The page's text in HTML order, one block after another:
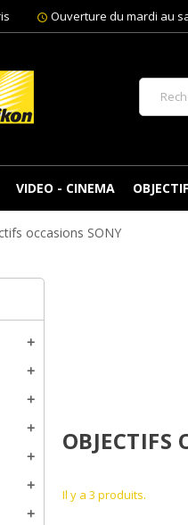
schedule Ouverture du mardi au
VIDEO - CINEMA
occasions SONY
add
add
add
add
add
add
add
OBJECTIFS
Il y a 3 produits.